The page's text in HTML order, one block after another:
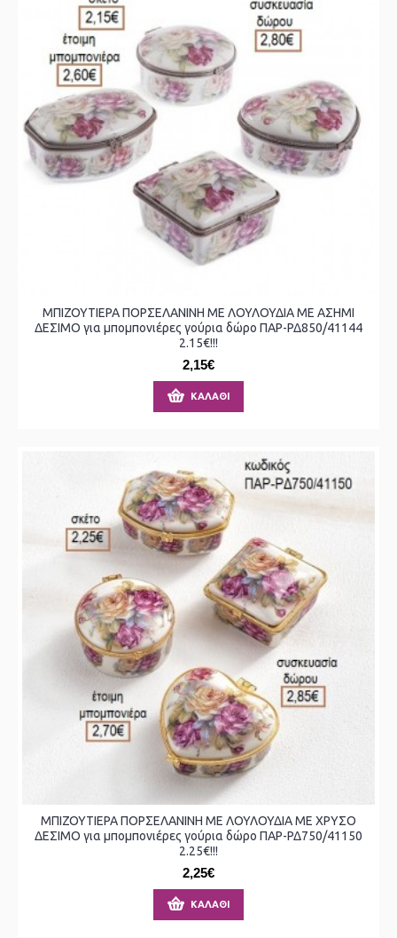
ΜΠΙΖΟΥΤΙΕΡΑ ΠΟΡΣΕΛΑΝΙΝΗ ΜΕ ΛΟΥΛΟΥΔΙΑ ΜΕ ΑΣΗΜΙ
ΔΕΣΙΜΟ για μπομπονιέρες γούρια δώρο ΠΑΡ-ΡΔ850/41144
2.15€!!!
2,15€
ΚΑΛΆΘΙ
ΜΠΙΖΟΥΤΙΕΡΑ ΠΟΡΣΕΛΑΝΙΝΗ ΜΕ ΛΟΥΛΟΥΔΙΑ ΜΕ ΧΡΥΣΟ
ΔΕΣΙΜΟ για μπομπονιέρες γούρια δώρο ΠΑΡ-ΡΔ750/41150
2.25€!!!
2,25€
ΚΑΛΆΘΙ